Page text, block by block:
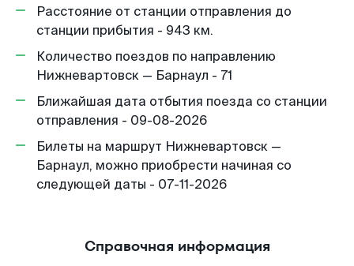
Расстояние от станции отправления до
станции прибытия - 943 км.
Количество поездов по направлению
Нижневартовск — Барнаул - 71
Ближайшая дата отбытия поезда со станции
отправления - 09-08-2026
Билеты на маршрут Нижневартовск —
Барнаул, можно приобрести начиная со
следующей даты - 07-11-2026
Справочная информация